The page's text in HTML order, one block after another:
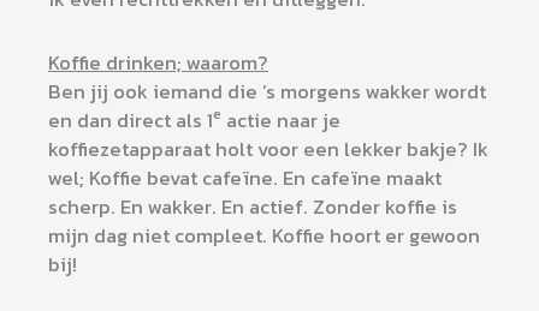
Koffie drinken; waarom?
Ben jij ook iemand die ’s morgens wakker wordt
en dan direct als 1e actie naar je
koffiezetapparaat holt voor een lekker bakje? Ik
wel; Koffie bevat cafeïne. En cafeïne maakt
scherp. En wakker. En actief. Zonder koffie is
mijn dag niet compleet. Koffie hoort er gewoon
bij!